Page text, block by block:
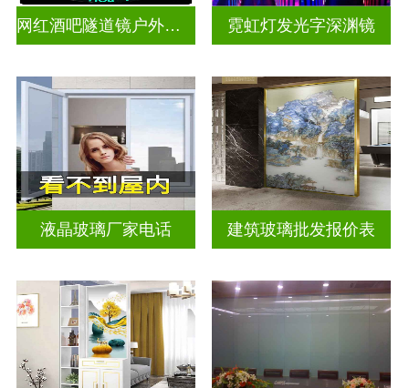
网红酒吧隧道镜户外门头招牌深渊镜千层镜 霓虹灯发光字深渊镜
液晶玻璃厂家电话 建筑玻璃批发报价表